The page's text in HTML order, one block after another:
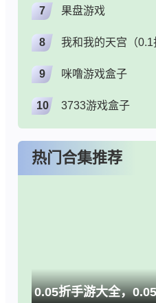
7 果盘游戏
8 我和我的天宫（0.1
9 咪噜游戏盒子
10 3733游戏盒子
热门合集推荐